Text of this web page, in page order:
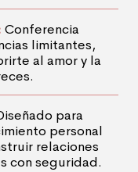
Conferencia
limitantes,
al amor y la
para
personal
relaciones
con seguridad.